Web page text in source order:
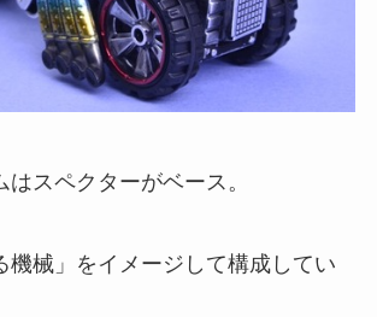
スペクターがベース。
械」をイメージして構成してい